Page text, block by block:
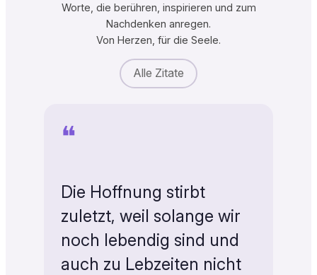
Worte, die berühren, inspirieren und zum
Nachdenken anregen.
Von Herzen, für die Seele.
Alle Zitate
❝
Die Hoffnung stirbt
zuletzt, weil solange wir
noch lebendig sind und
auch zu Lebzeiten nicht